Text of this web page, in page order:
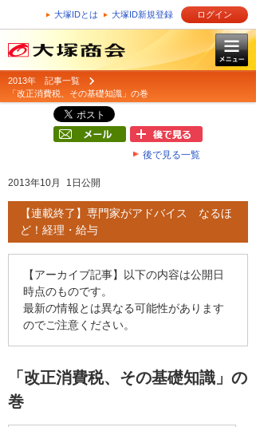
大塚IDとは 大塚ID新規登録 ログイン
2013年 記事一覧
「改正消費税、その基礎知識」の巻
後で見る一覧
2013年10月 1日公開
【連載終了】専門家がアドバイス なるほ
ど！経理・給与
【アーカイブ記事】以下の内容は公開日
時点のものです。
最新の情報とは異なる可能性があります
のでご注意ください。
「改正消費税、その基礎知識」の
巻